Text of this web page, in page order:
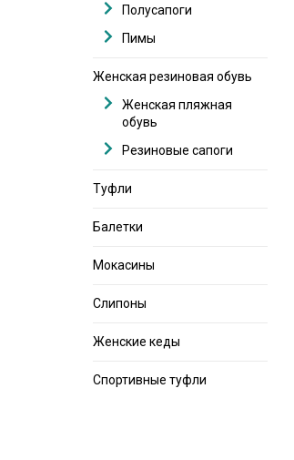
Полусапоги
Пимы
Женская резиновая обувь
Женская пляжная
обувь
Резиновые сапоги
Туфли
Балетки
Мокасины
Слипоны
Женские кеды
Спортивные туфли